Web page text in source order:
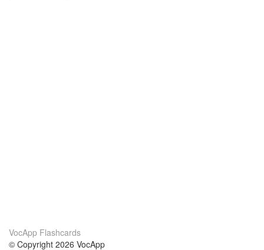
VocApp Flashcards
© Copyright 2026 VocApp